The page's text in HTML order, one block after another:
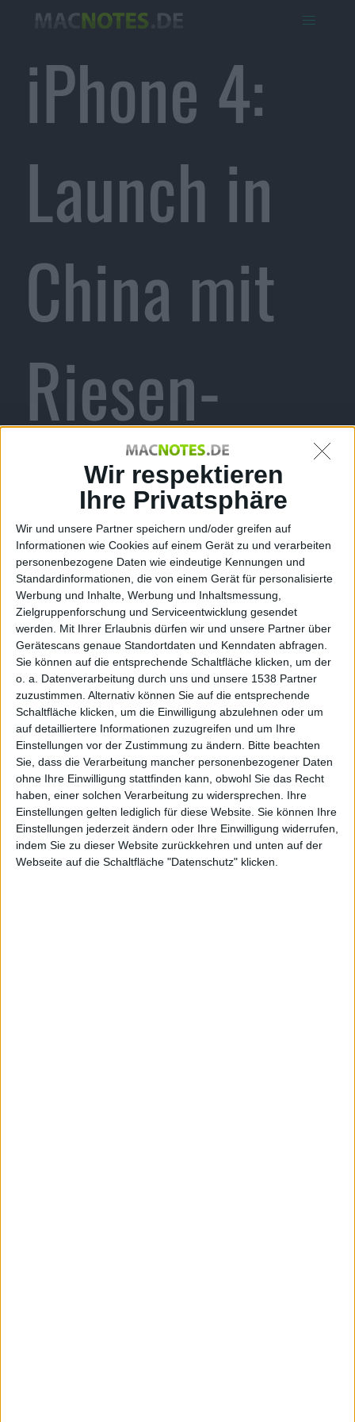
Wir respektieren
Ihre Privatsphäre
Wir und unsere Partner speichern und/oder greifen auf
Informationen wie Cookies auf einem Gerät zu und verarbeiten
personenbezogene Daten wie eindeutige Kennungen und
Standardinformationen, die von einem Gerät für personalisierte
Werbung und Inhalte, Werbung und Inhaltsmessung,
Zielgruppenforschung und Serviceentwicklung gesendet
werden. Mit Ihrer Erlaubnis dürfen wir und unsere Partner über
Gerätescans genaue Standortdaten und Kenndaten abfragen.
Sie können auf die entsprechende Schaltfläche klicken, um der
o. a. Datenverarbeitung durch uns und unsere 1538 Partner
zuzustimmen. Alternativ können Sie auf die entsprechende
Schaltfläche klicken, um die Einwilligung abzulehnen oder um
auf detailliertere Informationen zuzugreifen und um Ihre
Einstellungen vor der Zustimmung zu ändern. Bitte beachten
Sie, dass die Verarbeitung mancher personenbezogener Daten
ohne Ihre Einwilligung stattfinden kann, obwohl Sie das Recht
haben, einer solchen Verarbeitung zu widersprechen. Ihre
Einstellungen gelten lediglich für diese Website. Sie können Ihre
Einstellungen jederzeit ändern oder Ihre Einwilligung widerrufen,
indem Sie zu dieser Website zurückkehren und unten auf der
Webseite auf die Schaltfläche "Datenschutz" klicken.
iPhone 4:
Launch in
China mit
Riesen-
Ansturm
mz, den 26. September 2010
In der Volksrepublik China ist gestern – zusammen
mit der Eröffnung von weltweit sieben Apple Stores –
der Verkauf des iPhone 4 offiziell gestartet. Einmal
mehr war der Andrang vor den Stores in Peking und
Shanghai riesengroß.
Nachdem die Markteinführung des iPhone 3GS im
vergangenen Jahr durch dasfehlende WLAN-Modul
keinen reißenden Absatz gefunden hatte, wirkte sich
die gleichzeitige
Store-Eröffnung und die Tatsache,
dass das iPhone 4 in China genauso verkauft wird wie
überall, positiv auf das Interesse der Kunden aus.
Gerade einmal5000 Verkäufen am ersten Tagim
vergangenen Jahr stehen200.000 Vorbestellungen
des neuen Modells in diesem Jahr gegenüber.
Über 1000 begeisterte Kunden warteten gestern um 8